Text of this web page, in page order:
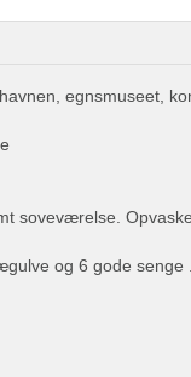
egnsmuseet,
soveværelse.
og 6 gode senge